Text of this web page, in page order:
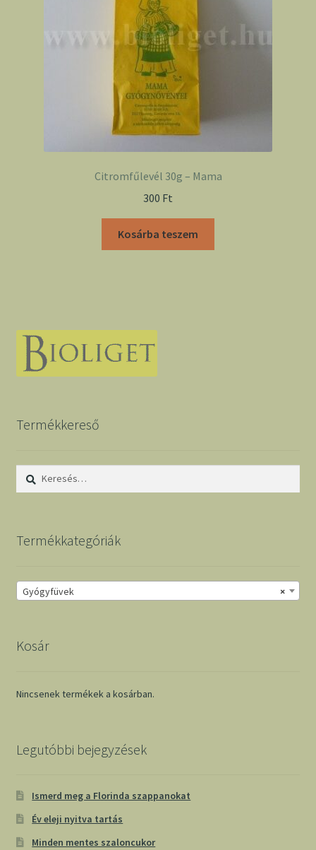
Citromfűlevél 30g – Mama
300 Ft
Kosárba teszem
Termékkereső
Keresés:
Termékkategóriák
×
Gyógyfüvek
Kosár
Nincsenek termékek a kosárban.
Legutóbbi bejegyzések
Ismerd meg a Florinda szappanokat
Év eleji nyitva tartás
Minden mentes szaloncukor